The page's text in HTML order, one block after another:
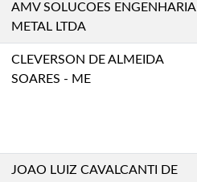
AMV SOLUCOES ENGENHARIA
METAL LTDA
CLEVERSON DE ALMEIDA
SOARES - ME
JOAO LUIZ CAVALCANTI DE